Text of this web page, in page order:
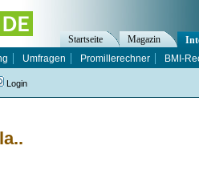
Startseite Magazin
Umfragen Promillerechner BMI-
Login